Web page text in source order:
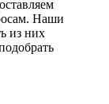
Наши
из них